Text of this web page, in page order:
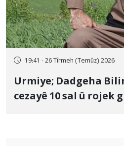
19:41 - 26 Tîrmeh (Temûz) 2026
Urmiye; Dadgeha
cezayê 10 sal û rojek